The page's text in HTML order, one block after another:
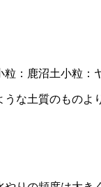
：鹿沼土小粒：
な土質のもの